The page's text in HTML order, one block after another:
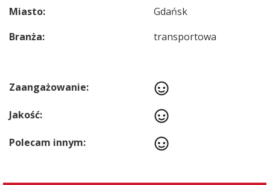
Miasto:
Gdańsk
Branża:
transportowa
Zaangażowanie:
Jakość:
Polecam innym: